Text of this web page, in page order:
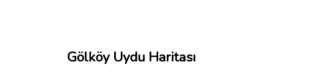
Gölköy Uydu Haritası